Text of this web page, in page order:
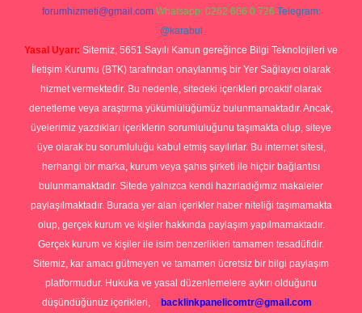
forumhizmeti@gmail.com Whatsapp: 0262 606 0 726 Telegram:
@karabul
Yasal Uyarı: Sitemiz, 5651 Sayılı Kanun gereğince Bilgi Teknolojileri ve
İletişim Kurumu (BTK) tarafından onaylanmış bir Yer Sağlayıcı olarak
hizmet vermektedir. Bu nedenle, sitedeki içerikleri proaktif olarak
denetleme veya araştırma yükümlülüğümüz bulunmamaktadır. Ancak,
üyelerimiz yazdıkları içeriklerin sorumluluğunu taşımakta olup, siteye
üye olarak bu sorumluluğu kabul etmiş sayılırlar. Bu internet sitesi,
herhangi bir marka, kurum veya şahıs şirketi ile hiçbir bağlantısı
bulunmamaktadır. Sitede yalnızca kendi hazırladığımız makaleler
paylaşılmaktadır. Burada yer alan içerikler haber niteliği taşımamakta
olup, gerçek kurum ve kişiler hakkında paylaşım yapılmamaktadır.
Gerçek kurum ve kişiler ile isim benzerlikleri tamamen tesadüfidir.
Sitemiz, kar amacı gütmeyen ve tamamen ücretsiz bir bilgi paylaşım
platformudur. Hukuka ve yasal düzenlemelere aykırı olduğunu
düşündüğünüz içerikleri,
backlinkpanelicomtr@gmail.com